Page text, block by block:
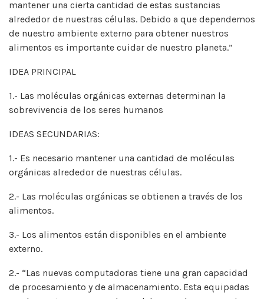
mantener una cierta cantidad de estas sustancias
alrededor de nuestras células. Debido a que dependemos
de nuestro ambiente externo para obtener nuestros
alimentos es importante cuidar de nuestro planeta.”
IDEA PRINCIPAL
1.- Las moléculas orgánicas externas determinan la
sobrevivencia de los seres humanos
IDEAS SECUNDARIAS:
1.- Es necesario mantener una cantidad de moléculas
orgánicas alrededor de nuestras células.
2.- Las moléculas orgánicas se obtienen a través de los
alimentos.
3.- Los alimentos están disponibles en el ambiente
externo.
2.- “Las nuevas computadoras tiene una gran capacidad
de procesamiento y de almacenamiento. Esta equipadas